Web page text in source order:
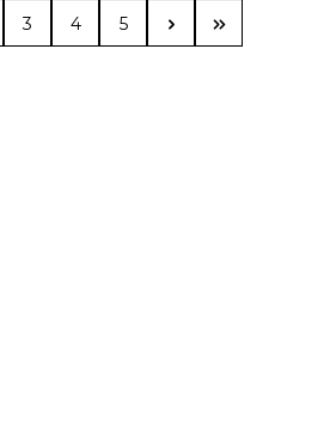
Seite
3 Seite
4 Seite
5